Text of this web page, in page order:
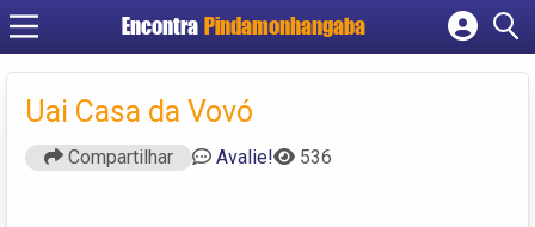
Encontra Pindamonhangaba
Cadastrar empresa
Criar conta
Uai Casa da Vovó
Compartilhar Avalie! 536